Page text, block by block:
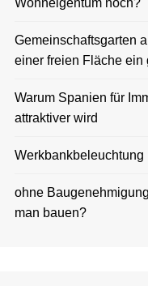
Wohneigentum noch?
Gemeinschaftsgarten
einer freien Fläche ein
Warum Spanien für
attraktiver wird
ohne
man bauen?